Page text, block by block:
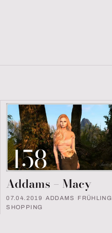
158
Addams – Macy
07.04.2019 ADDAMS FRÜHLING
SHOPPING